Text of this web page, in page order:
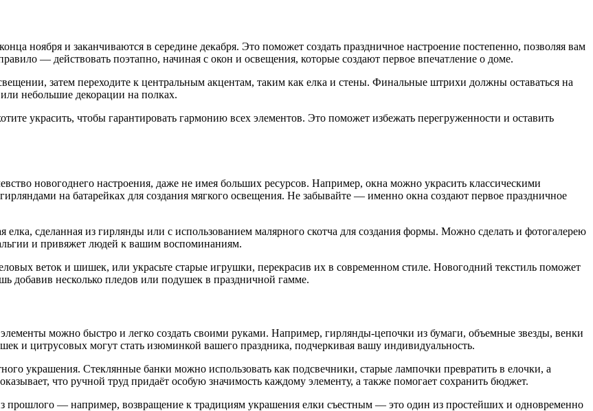
ноября и заканчиваются в середине декабря. Это поможет создать праздничное настроение постепенно, позволяя вам
— действовать поэтапно, начиная с окон и освещения, которые создают первое впечатление о доме.
затем переходите к центральным акцентам, таким как елка и стены. Финальные штрихи должны оставаться на
небольшие декорации на полках.
украсить, чтобы гарантировать гармонию всех элементов. Это поможет избежать перегруженности и оставить
новогоднего настроения, даже не имея больших ресурсов. Например, окна можно украсить классическими
на батарейках для создания мягкого освещения. Не забывайте — именно окна создают первое праздничное
сделанная из гирлянды или с использованием малярного скотча для создания формы. Можно сделать и фотогалерею
и привяжет людей к вашим воспоминаниям.
веток и шишек, или украсьте старые игрушки, перекрасив их в современном стиле. Новогодний текстиль поможет
добавив несколько пледов или подушек в праздничной гамме.
можно быстро и легко создать своими руками. Например, гирлянды-цепочки из бумаги, объемные звезды, венки
и цитрусовых могут стать изюминкой вашего праздника, подчеркивая вашу индивидуальность.
украшения. Стеклянные банки можно использовать как подсвечники, старые лампочки превратить в елочки, а
что ручной труд придаёт особую значимость каждому элементу, а также помогает сохранить бюджет.
прошлого — например, возвращение к традициям украшения елки съестным — это один из простейших и одновременно